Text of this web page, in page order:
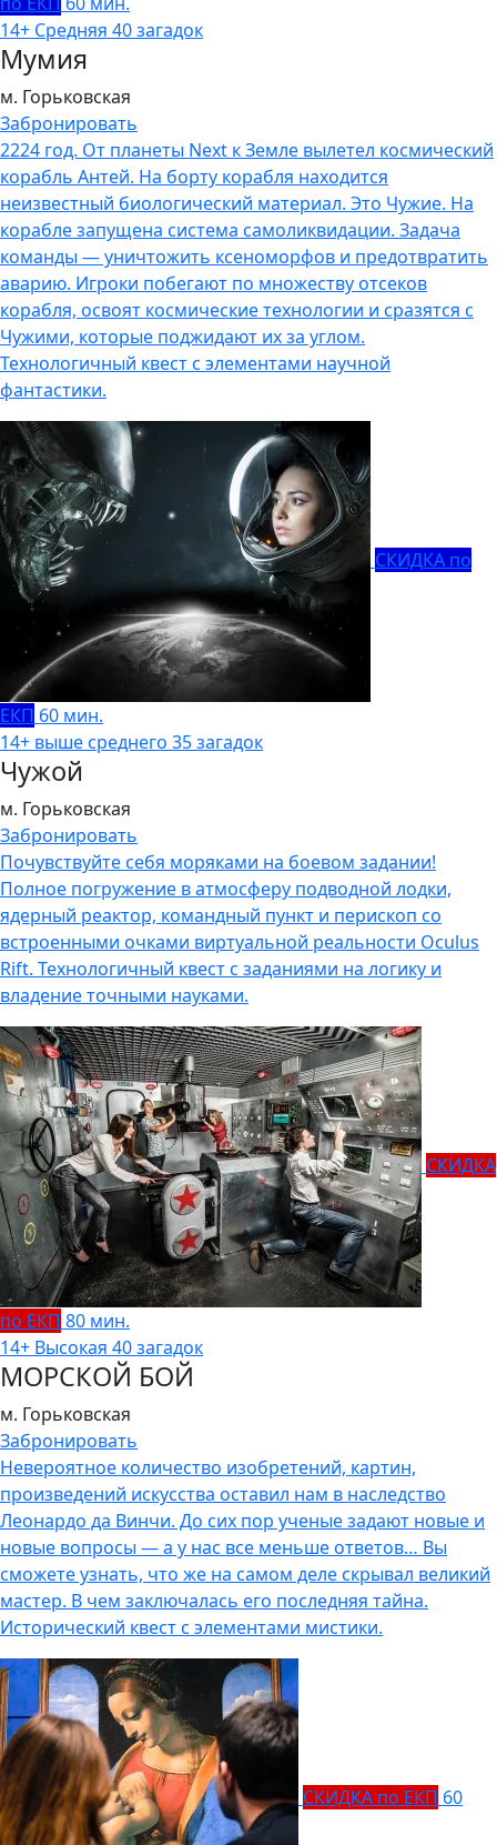
14+ Средняя 40 загадок
Мумия
м. Горьковская
Забронировать
2224 год. От планеты Next к Земле вылетел космический
корабль Антей. На борту корабля находится
неизвестный биологический материал. Это Чужие. На
корабле запущена система самоликвидации. Задача
команды — уничтожить ксеноморфов и предотвратить
аварию. Игроки побегают по множеству отсеков
корабля, освоят космические технологии и сразятся с
Чужими, которые поджидают их за углом.
Технологичный квест с элементами научной
фантастики.
СКИДКА по
ЕКП 60 мин.
14+ выше среднего 35 загадок
Чужой
м. Горьковская
Забронировать
Почувствуйте себя моряками на боевом задании!
Полное погружение в атмосферу подводной лодки,
ядерный реактор, командный пункт и перископ со
встроенными очками виртуальной реальности Oculus
Rift. Технологичный квест с заданиями на логику и
владение точными науками.
СКИДКА
по ЕКП 80 мин.
14+ Высокая 40 загадок
МОРСКОЙ БОЙ
м. Горьковская
Забронировать
Невероятное количество изобретений, картин,
произведений искусства оставил нам в наследство
Леонардо да Винчи. До сих пор ученые задают новые и
новые вопросы — а у нас все меньше ответов… Вы
сможете узнать, что же на самом деле скрывал великий
мастер. В чем заключалась его последняя тайна.
Исторический квест с элементами мистики.
СКИДКА по ЕКП 60